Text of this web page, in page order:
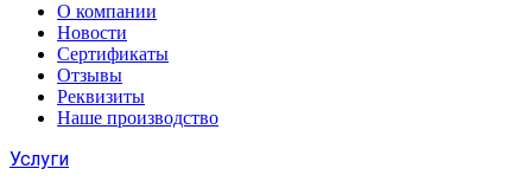
О компании
Новости
Сертификаты
Отзывы
Реквизиты
Наше производство
Услуги